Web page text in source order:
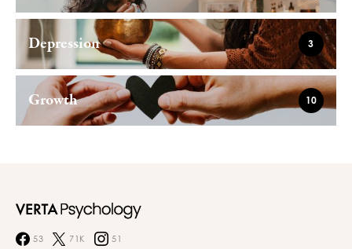
Depression 3
Growth 10
53 71K 51